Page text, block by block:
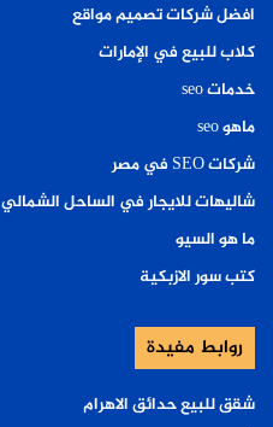
افضل شركات تصميم مواقع
كلاب للبيع في الإمارات
خدمات seo
ماهو seo
شركات SEO في مصر
شاليهات للايجار في الساحل الشمالي
ما هو السيو
كتب سور الازبكية
روابط مفيدة
شقق للبيع حدائق الاهرام